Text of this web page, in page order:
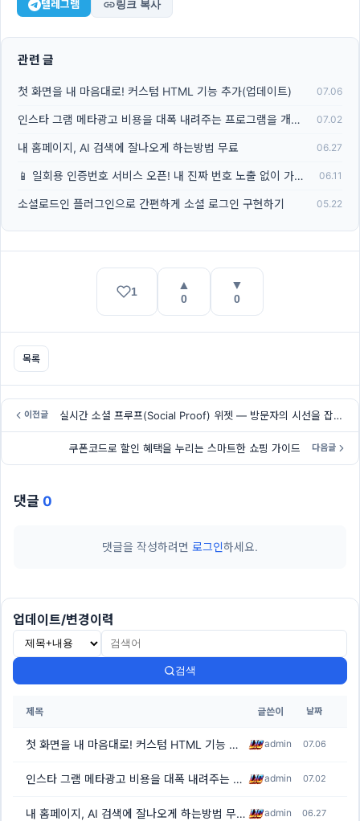
텔레그램 링크 복사
관련 글
첫 화면을 내 마음대로! 커스텀 HTML 기능 추가(업데이트) 07.06
인스타 그램 메타광고 비용을 대폭 내려주는 프로그램을 개발했습니다 07.02
내 홈페이지, AI 검색에 잘나오게 하는방법 무료 06.27
📱 일회용 인증번호 서비스 오픈! 내 진짜 번호 노출 없이 가입하세요 06.11
소셜로드인 플러그인으로 간편하게 소셜 로그인 구현하기 05.22
1 ▲
0
▼
0
목록
이전글 실시간 소셜 프루프(Social Proof) 위젯 — 방문자의 시선을 잡아두는 가장 쉬운 방법
다음글
쿠폰코드로 할인 혜택을 누리는 스마트한 쇼핑 가이드
댓글 0
댓글을 작성하려면 로그인하세요.
업데이트/변경이력
검색
제목 글쓴이 날짜
첫 화면을 내 마음대로! 커스텀 HTML 기능 추가(업데이트) admin 07.06
인스타 그램 메타광고 비용을 대폭 내려주는 프로그램을 개발했습니다 admin 07.02
내 홈페이지, AI 검색에 잘나오게 하는방법 무료 admin 06.27